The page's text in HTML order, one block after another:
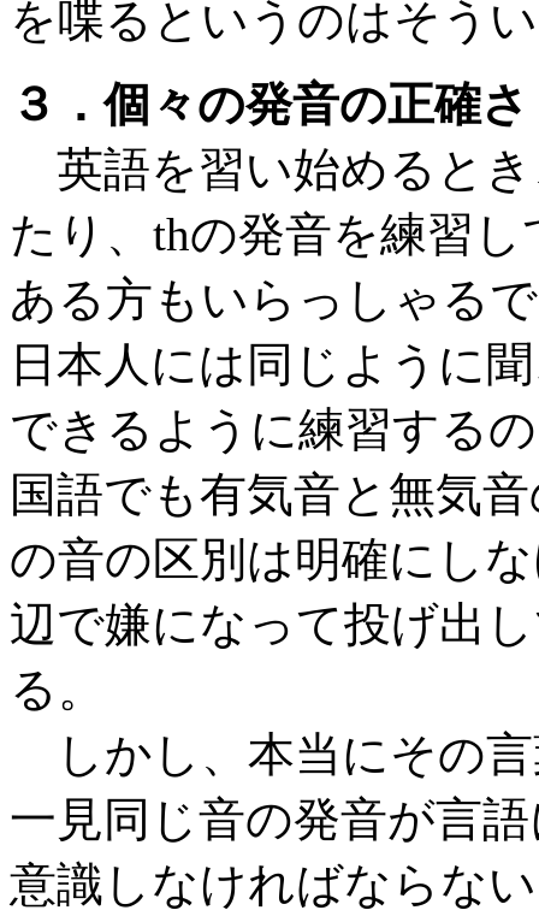
を喋るというのはそう
３．個々の発音の正確さ
英語を習い始めると
たり、thの発音を練習
ある方もいらっしゃる
日本人には同じように
できるように練習する
国語でも有気音と無気
の音の区別は明確にし
辺で嫌になって投げ出
る。
しかし、本当にその
一見同じ音の発音が言
意識しなければならな